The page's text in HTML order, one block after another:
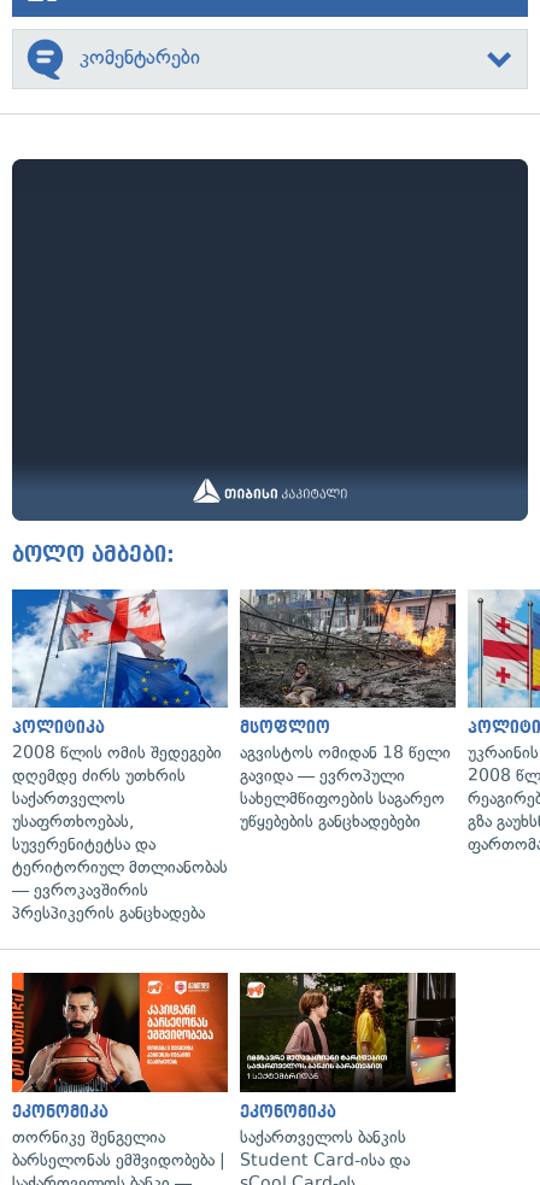
კომენტარები
ბოლო ამბები:
პოლიტიკა
2008 წლის ომის შედეგები
დღემდე ძირს უთხრის
საქართველოს
უსაფრთხოებას,
სუვერენიტეტსა და
ტერიტორიულ მთლიანობას
— ევროკავშირის
პრესპიკერის განცხადება
მსოფლიო
აგვისტოს ომიდან 18 წელი
გავიდა — ევროპული
სახელმწიფოების საგარეო
უწყებების განცხადებები
2008
გზა
ეკონომიკა
თორნიკე შენგელია
ბარსელონას ემშვიდობება |
ეკონომიკა
საქართველოს ბანკის
Student Card-ისა და